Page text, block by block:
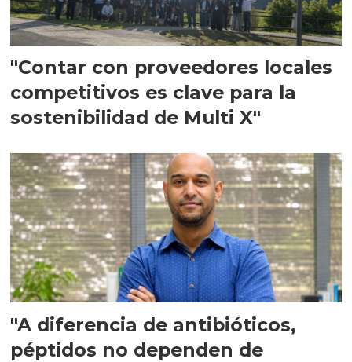
"Contar con proveedores locales
competitivos es clave para la
sostenibilidad de Multi X"
"A diferencia de antibióticos,
péptidos no dependen de